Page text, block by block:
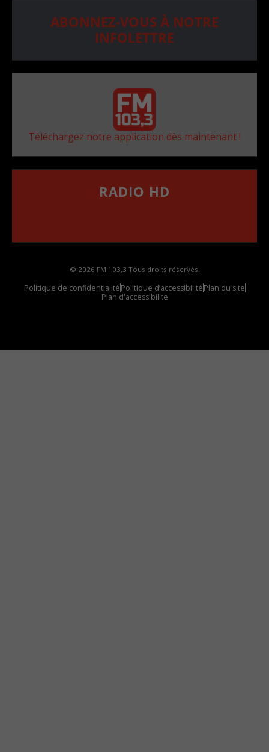
ABONNEZ-VOUS À NOTRE
INFOLETTRE
Téléchargez notre application dès maintenant !
RADIO HD
© 2026 FM 103,3 Tous droits réservés.
Politique de confidentialitéPolitique d’accessibilitéPlan du site
Plan d'accessibilite